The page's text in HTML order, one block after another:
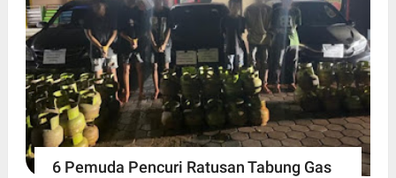
6 Pemuda Pencuri Ratusan Tabung Gas